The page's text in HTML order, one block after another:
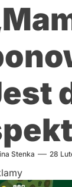
Stenka 28